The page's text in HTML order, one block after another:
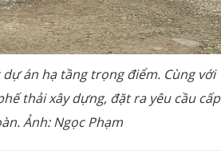
án hạ tầng trọng điểm. Cùng với
thải xây dựng, đặt ra yêu cầu cấp
Ảnh: Ngọc Phạm